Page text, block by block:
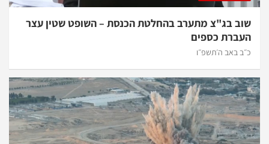
שוב בג"צ מתערב בהחלטת הכנסת – השופט שטין עצר
העברת כספים
כ״ב באב ה׳תשפ״ו